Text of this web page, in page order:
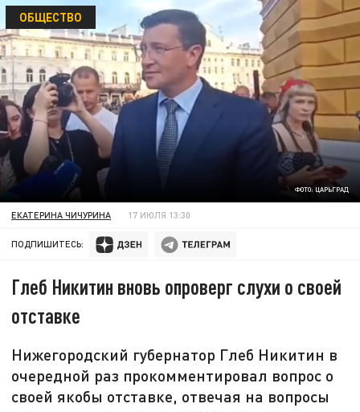
ФОТО: ЦАРЬГРАД
ОБЩЕСТВО
ЕКАТЕРИНА ЧИЧУРИНА 17 ИЮЛЯ 13:30
ПОДПИШИТЕСЬ:
Глеб Никитин вновь опроверг слухи о своей
отставке
Нижегородский губернатор Глеб Никитин в
очередной раз прокомментировал вопрос о
своей якобы отставке, отвечая на вопросы